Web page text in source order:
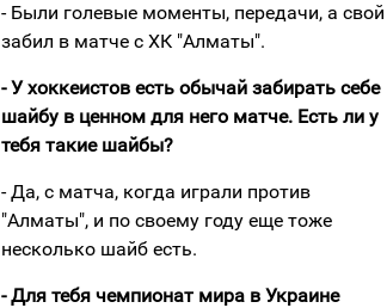
- Были голевые моменты, передачи, а
забил в матче с ХК "Алматы".
- У хоккеистов есть обычай забирать себе
шайбу в ценном для него матче. Есть ли у
тебя такие шайбы?
- Да, с матча, когда играли против
"Алматы", и по своему году еще тоже
несколько шайб есть.
- Для тебя чемпионат мира в Украине